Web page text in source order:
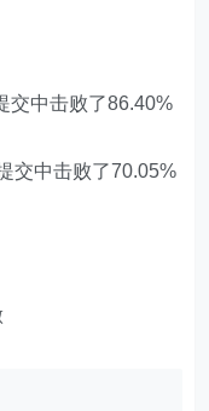
交中击败了86.40%
交中击败了70.05%